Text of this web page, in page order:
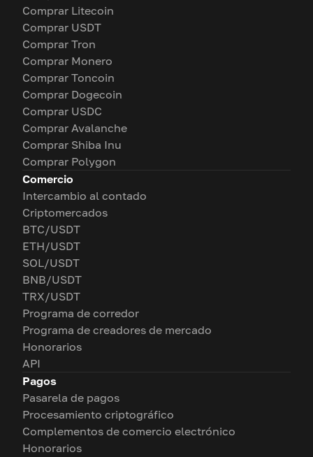
Comprar Litecoin
Comprar USDT
Comprar Tron
Comprar Monero
Comprar Toncoin
Comprar Dogecoin
Comprar USDC
Comprar Avalanche
Comprar Shiba Inu
Comprar Polygon
Comercio
Intercambio al contado
Criptomercados
BTC/USDT
ETH/USDT
SOL/USDT
BNB/USDT
TRX/USDT
Programa de corredor
Programa de creadores de mercado
Honorarios
API
Pagos
Pasarela de pagos
Procesamiento criptográfico
Complementos de comercio electrónico
Honorarios